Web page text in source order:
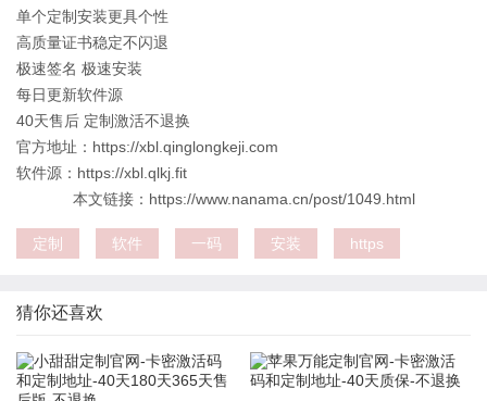
单个定制安装更具个性
高质量证书稳定不闪退
极速签名 极速安装
每日更新软件源
40天售后 定制激活不退换
官方地址：https://xbl.qinglongkeji.com
软件源：https://xbl.qlkj.fit
本文链接：https://www.nanama.cn/post/1049.html
定制 软件 一码 安装 https
猜你还喜欢